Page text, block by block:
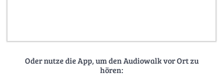
Oder nutze die App, um den Audiowalk vor Ort zu
hören: